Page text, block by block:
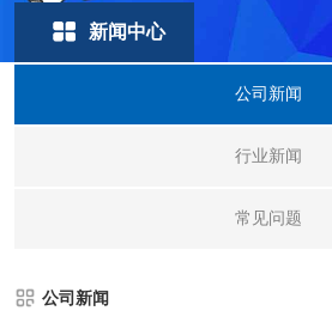
新闻中心
公司新闻
行业新闻
常见问题
公司新闻